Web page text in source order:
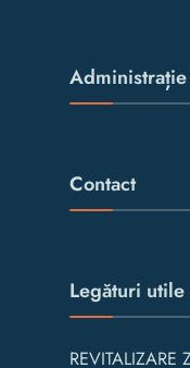
Administrație
Contact
Legături utile